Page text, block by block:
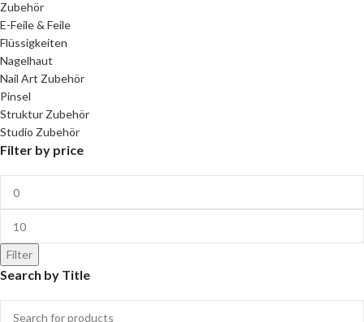
Zubehör
E-Feile & Feile
Flüssigkeiten
Nagelhaut
Nail Art Zubehör
Pinsel
Struktur Zubehör
Studio Zubehör
Filter by price
Filter
Search by Title